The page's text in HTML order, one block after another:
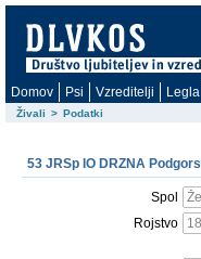
Domov Psi Vzreditelji Legla
Živali > Podatki
53 JRSp IO DRZNA
Spol
Rojstvo